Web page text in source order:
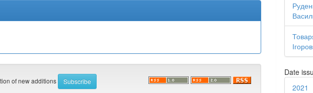
of new additions
Date
2021